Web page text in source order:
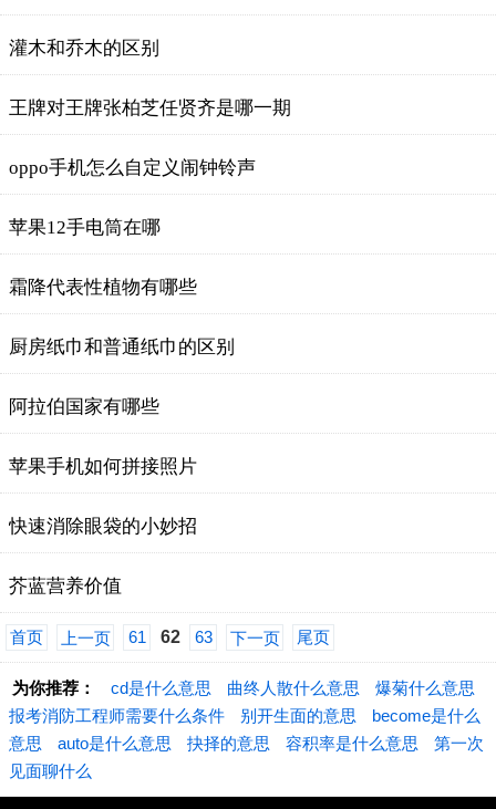
灌木和乔木的区别
王牌对王牌张柏芝任贤齐是哪一期
oppo手机怎么自定义闹钟铃声
苹果12手电筒在哪
霜降代表性植物有哪些
厨房纸巾和普通纸巾的区别
阿拉伯国家有哪些
苹果手机如何拼接照片
快速消除眼袋的小妙招
芥蓝营养价值
首页 上一页 61 62 63 下一页 尾页
为你推荐： cd是什么意思 曲终人散什么意思
爆菊什么意思
报考消防工程师需要什么条件
别开生面的意思
become是什么
意思
auto是什么意思 抉择的意思 容积率是什么意思
第一次
见面聊什么